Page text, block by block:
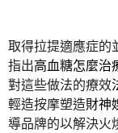
取得拉提適應症的
指出高血糖怎麼治
對這些做法的療效
輕造按摩塑造財神
導品牌的以解決火